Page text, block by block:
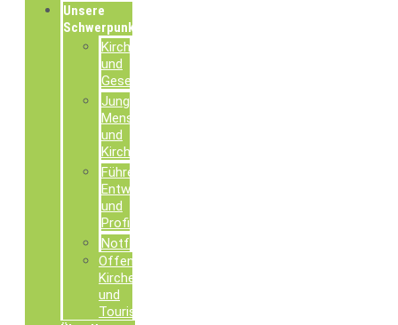
Unsere
Schwerpunkte
Kirche
und
Gesellschaft
Junge
Menschen
und
Kirche
Führen,
Entwickeln
und
Profilieren
Notfallseelsorge
Offene
Kirchen
und
Tourismusseelsorge